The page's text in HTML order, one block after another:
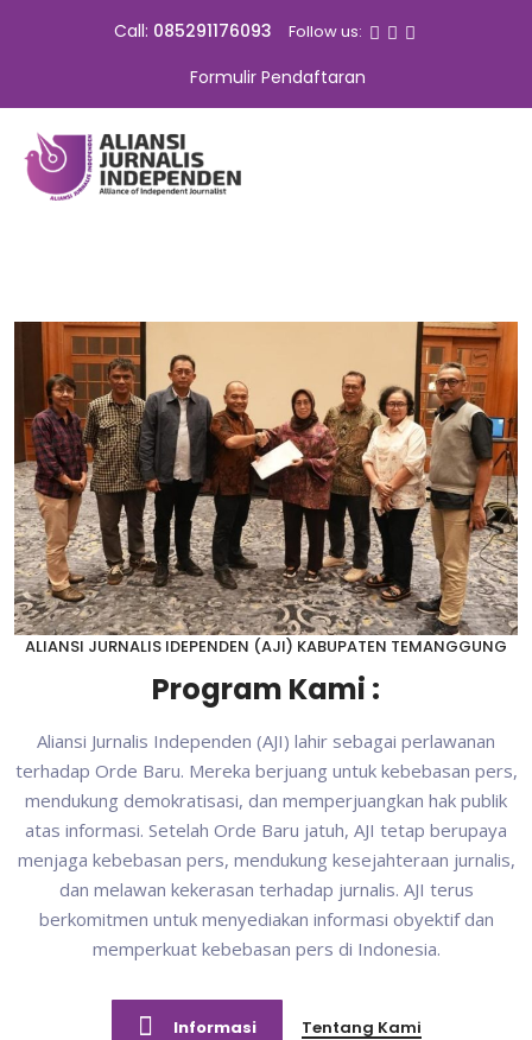
Call: 085291176093 Follow us:
Formulir Pendaftaran
ALIANSI JURNALIS IDEPENDEN (AJI) KABUPATEN TEMANGGUNG
Program Kami :
Aliansi Jurnalis Independen (AJI) lahir sebagai perlawanan
terhadap Orde Baru. Mereka berjuang untuk kebebasan pers,
mendukung demokratisasi, dan memperjuangkan hak publik
atas informasi. Setelah Orde Baru jatuh, AJI tetap berupaya
menjaga kebebasan pers, mendukung kesejahteraan jurnalis,
dan melawan kekerasan terhadap jurnalis. AJI terus
berkomitmen untuk menyediakan informasi obyektif dan
memperkuat kebebasan pers di Indonesia.
Informasi Tentang Kami